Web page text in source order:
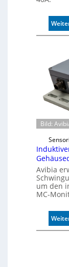
Bild:
Avibia
um den
MC-